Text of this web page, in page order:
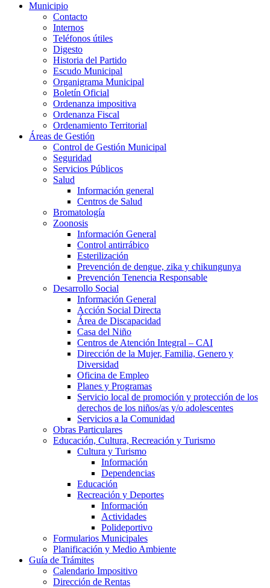
Municipio
Contacto
Internos
Teléfonos útiles
Digesto
Historia del Partido
Escudo Municipal
Organigrama Municipal
Boletín Oficial
Ordenanza impositiva
Ordenanza Fiscal
Ordenamiento Territorial
Áreas de Gestión
Control de Gestión Municipal
Seguridad
Servicios Públicos
Salud
Información general
Centros de Salud
Bromatología
Zoonosis
Información General
Control antirrábico
Esterilización
Prevención de dengue, zika y chikungunya
Prevención Tenencia Responsable
Desarrollo Social
Información General
Acción Social Directa
Área de Discapacidad
Casa del Niño
Centros de Atención Integral – CAI
Dirección de la Mujer, Familia, Genero y
Diversidad
Oficina de Empleo
Planes y Programas
Servicio local de promoción y protección de los
derechos de los niños/as y/o adolescentes
Servicios a la Comunidad
Obras Particulares
Educación, Cultura, Recreación y Turismo
Cultura y Turismo
Información
Dependencias
Educación
Recreación y Deportes
Información
Actividades
Polideportivo
Formularios Municipales
Planificación y Medio Ambiente
Guía de Trámites
Calendario Impositivo
Dirección de Rentas